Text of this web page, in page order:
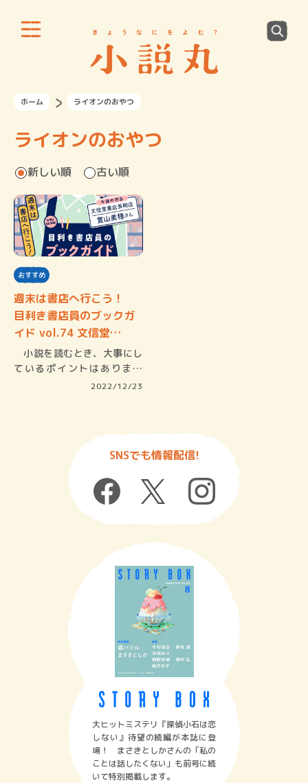
ホーム ライオンのおやつ
ライオンのおやつ
新しい順 古い順
おすすめ
週末は書店へ行こう！
目利き書店員のブックガ
イド vol.74 文信堂…
小説を読むとき、大事にし
ているポイントはあります
2022/12/23
SNSでも情報配信!
大ヒットミステリ『探偵小石は恋
しない』待望の続編が本誌に登
場！ まさきとしかさんの「私の
ことは話したくない」も前号に続
いて特別掲載します。